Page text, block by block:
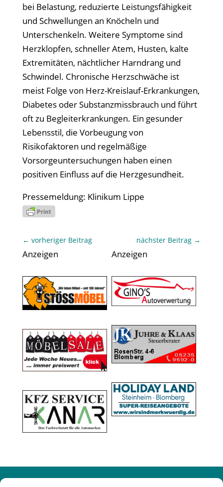
bei Belastung, reduzierte Leistungsfähigkeit
und Schwellungen an Knöcheln und
Unterschenkeln. Weitere Symptome sind
Herzklopfen, schneller Atem, Husten, kalte
Extremitäten, nächtlicher Harndrang und
Schwindel. Chronische Herzschwäche ist
meist Folge von Herz-Kreislauf-Erkrankungen,
Diabetes oder Substanzmissbrauch und führt
oft zu Begleiterkrankungen. Ein gesunder
Lebensstil, die Vorbeugung von
Risikofaktoren und regelmäßige
Vorsorgeuntersuchungen haben einen
positiven Einfluss auf die Herzgesundheit.
Pressemeldung: Klinikum Lippe
← vorheriger Beitrag nächster Beitrag →
Anzeigen Anzeigen